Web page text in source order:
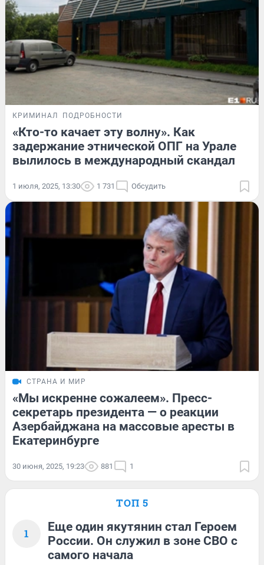
КРИМИНАЛ ПОДРОБНОСТИ
«Кто-то качает эту волну». Как
задержание этнической ОПГ на Урале
вылилось в международный скандал
1 июля, 2025, 13:30 1 731 Обсудить
СТРАНА И МИР
«Мы искренне сожалеем». Пресс-
секретарь президента — о реакции
Азербайджана на массовые аресты в
Екатеринбурге
30 июня, 2025, 19:23 881 1
ТОП 5
1
Еще один якутянин стал Героем
России. Он служил в зоне СВО с
самого начала